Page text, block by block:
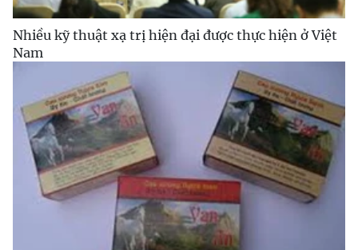
Nhiều kỹ thuật xạ trị hiện đại được thực hiện ở Việt
Nam